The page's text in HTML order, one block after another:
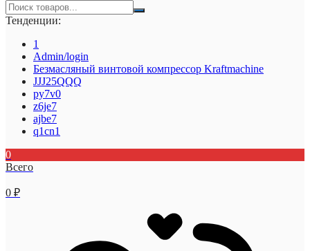
Тенденции:
1
Admin/login
Безмасляный винтовой компрессор Kraftmaсhine
JJJ25QQQ
py7v0
z6je7
ajbe7
q1cn1
0
Всего
0 ₽